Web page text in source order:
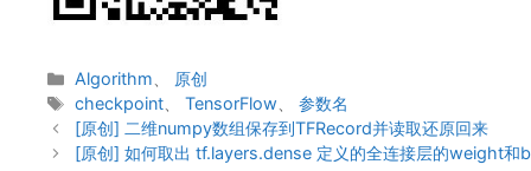
分
类
Algorithm、 原创
标
签
checkpoint、TensorFlow、参数名
[原创] 二维numpy数组保存到TFRecord并读取还原回来
[原创] 如何取出 tf.layers.dense 定义的全连接层的weight和